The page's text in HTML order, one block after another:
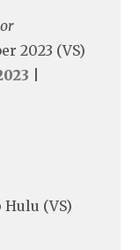
2023 (VS)
Hulu (VS)